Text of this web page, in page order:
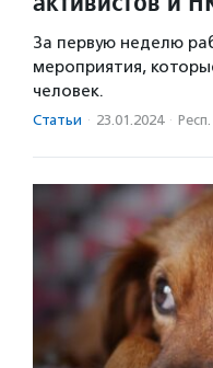
За первую неделю
мероприятия,
человек.
Статьи · 23.01.2024 ·